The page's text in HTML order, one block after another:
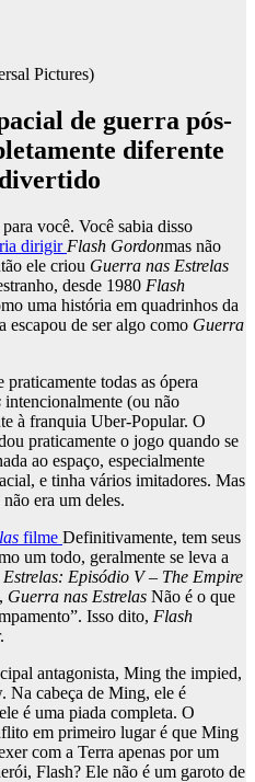
Pictures)
de guerra pós-
diferente
você. Você sabia disso
dirigir Flash Gordonmas não
ele criou Guerra nas Estrelas
desde 1980 Flash
uma história em quadrinhos da
escapou de ser algo como Guerra
todas as ópera
intencionalmente (ou não
à franquia Uber-Popular. O
praticamente o jogo quando se
ao espaço, especialmente
e tinha vários imitadores. Mas
era um deles.
filme Definitivamente, tem seus
um todo, geralmente se leva a
Episódio V – The Empire
Guerra nas Estrelas Não é o que
Isso dito, Flash
antagonista, Ming the impied,
Na cabeça de Ming, ele é
é uma piada completa. O
em primeiro lugar é que Ming
com a Terra apenas por um
Flash? Ele não é um garoto de